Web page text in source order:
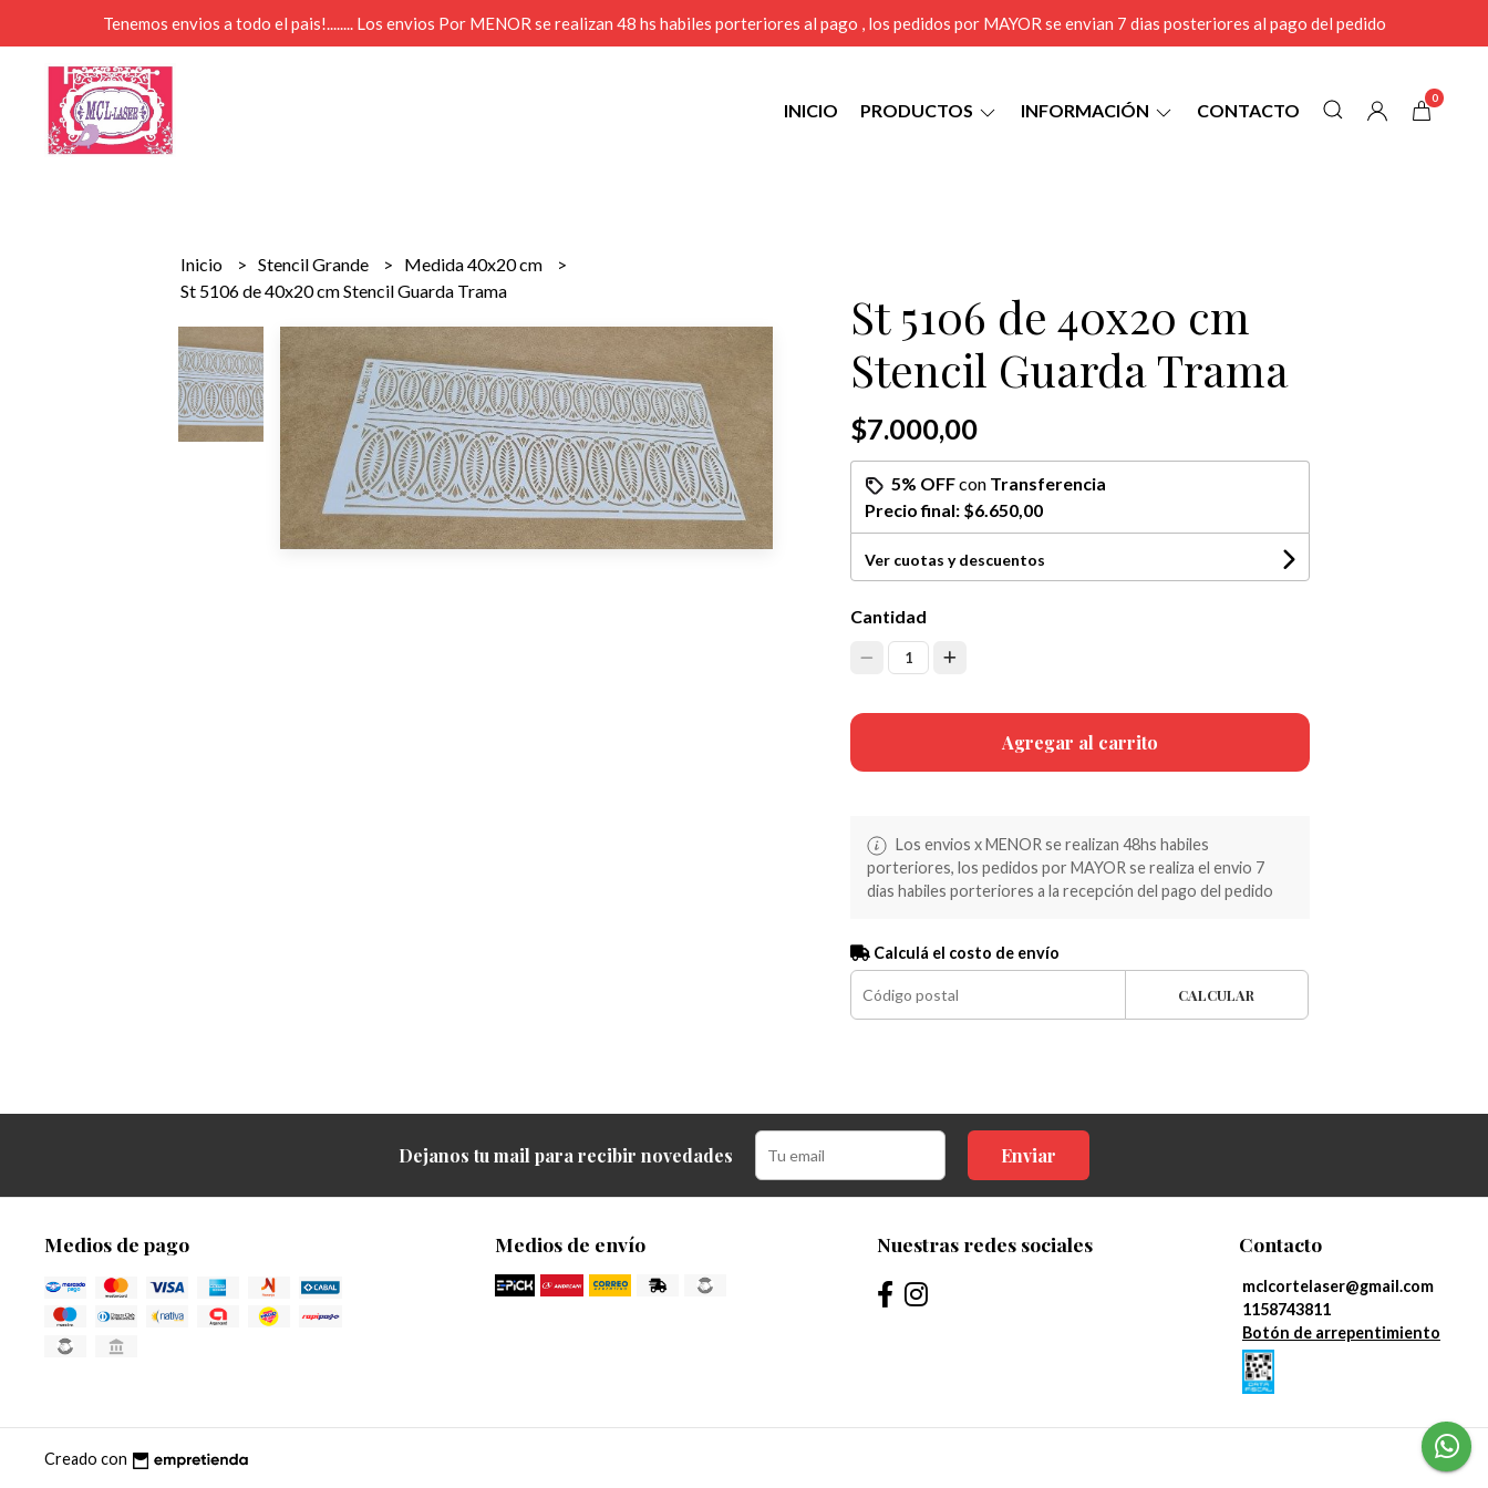
Tenemos envios a todo el pais!........ Los envios Por MENOR se realizan 48 hs habiles porteriores al pago , los pedidos por MAYOR se envian 7 dias posteriores al pago del pedido
INICIO PRODUCTOS INFORMACIÓN CONTACTO
0
Inicio Stencil Grande
Medida 40x20 cm
St 5106 de 40x20 cm Stencil Guarda Trama
St 5106 de 40x20 cm
Stencil Guarda Trama
$7.000,00
5% OFFcon Transferencia
Precio final: $6.650,00
Ver cuotas y descuentos
Cantidad
1
Agregar al carrito
Los envios x MENOR se realizan 48hs habiles
porteriores, los pedidos por MAYOR se realiza el envio 7
dias habiles porteriores a la recepción del pago del pedido
Calculá el costo de envío
CALCULAR
Dejanos tu mail para recibir novedades Enviar
Medios de pago Medios de envío Nuestras redes sociales Contacto
mclcortelaser@gmail.com
1158743811
Botón de arrepentimiento
Creado con